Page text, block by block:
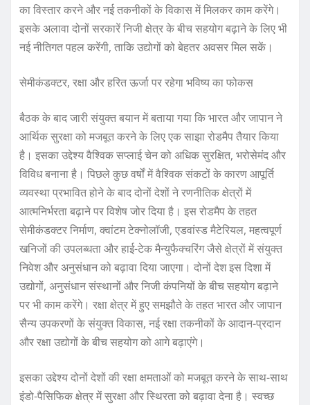
का विस्तार करने और नई तकनीकों के विकास में मिलकर काम करेंगे।
इसके अलावा दोनों सरकारें निजी क्षेत्र के बीच सहयोग बढ़ाने के लिए भी
नई नीतिगत पहल करेंगी, ताकि उद्योगों को बेहतर अवसर मिल सकें।
सेमीकंडक्टर, रक्षा और हरित ऊर्जा पर रहेगा भविष्य का फोकस
बैठक के बाद जारी संयुक्त बयान में बताया गया कि भारत और जापान ने
आर्थिक सुरक्षा को मजबूत करने के लिए एक साझा रोडमैप तैयार किया
है। इसका उद्देश्य वैश्विक सप्लाई चेन को अधिक सुरक्षित, भरोसेमंद और
विविध बनाना है। पिछले कुछ वर्षों में वैश्विक संकटों के कारण आपूर्ति
व्यवस्था प्रभावित होने के बाद दोनों देशों ने रणनीतिक क्षेत्रों में
आत्मनिर्भरता बढ़ाने पर विशेष जोर दिया है। इस रोडमैप के तहत
सेमीकंडक्टर निर्माण, क्वांटम टेक्नोलॉजी, एडवांस्ड मैटेरियल, महत्वपूर्ण
खनिजों की उपलब्धता और हाई-टेक मैन्युफैक्चरिंग जैसे क्षेत्रों में संयुक्त
निवेश और अनुसंधान को बढ़ावा दिया जाएगा। दोनों देश इस दिशा में
उद्योगों, अनुसंधान संस्थानों और निजी कंपनियों के बीच सहयोग बढ़ाने
पर भी काम करेंगे। रक्षा क्षेत्र में हुए समझौते के तहत भारत और जापान
सैन्य उपकरणों के संयुक्त विकास, नई रक्षा तकनीकों के आदान-प्रदान
और रक्षा उद्योगों के बीच सहयोग को आगे बढ़ाएंगे।
इसका उद्देश्य दोनों देशों की रक्षा क्षमताओं को मजबूत करने के साथ-साथ
इंडो-पैसिफिक क्षेत्र में सुरक्षा और स्थिरता को बढ़ावा देना है। स्वच्छ